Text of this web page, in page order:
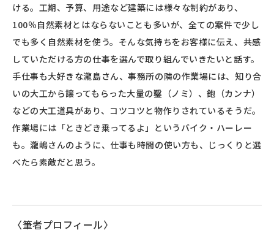
ける。工期、予算、用途など建築には様々な制約があり、
100％自然素材とはならないことも多いが、全ての案件で少し
でも多く自然素材を使う。そんな気持ちをお客様に伝え、共感
していただける方の仕事を選んで取り組んでいきたいと話す。
手仕事も大好きな瀧島さん、事務所の隣の作業場には、知り合
いの大工から譲ってもらった大量の鑿（ノミ）、鉋（カンナ）
などの大工道具があり、コツコツと物作りされているそうだ。
作業場には「ときどき乗ってるよ」というバイク・ハーレー
も。瀧嶋さんのように、仕事も時間の使い方も、じっくりと選
べたら素敵だと思う。
〈筆者プロフィール〉